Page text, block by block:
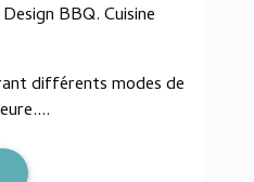
BBQ. Cuisine
différents modes de